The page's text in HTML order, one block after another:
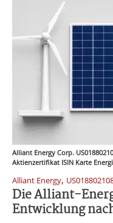
Alliant Energy Corp.
Aktienzertifikat ISIN Karte
Alliant Energy,
Die Alliant-
Entwicklung